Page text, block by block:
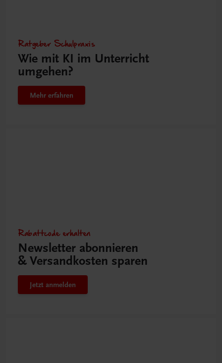
Ratgeber Schulpraxis
Wie mit KI im Unterricht
umgehen?
Mehr erfahren
Rabattcode erhalten
Newsletter abonnieren
& Versandkosten sparen
Jetzt anmelden